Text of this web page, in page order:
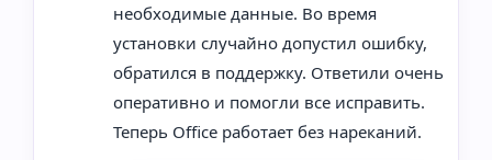
необходимые данные. Во время
установки случайно допустил ошибку,
обратился в поддержку. Ответили очень
оперативно и помогли все исправить.
Теперь Office работает без нареканий.